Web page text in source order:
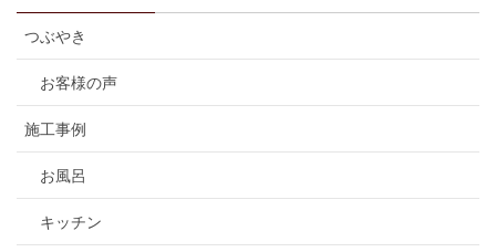
つぶやき
お客様の声
施工事例
お風呂
キッチン